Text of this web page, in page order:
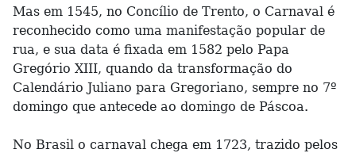
Mas em 1545, no Concílio de Trento, o Carnaval é
reconhecido como uma manifestação popular de
rua, e sua data é fixada em 1582 pelo Papa
Gregório XIII, quando da transformação do
Calendário Juliano para Gregoriano, sempre no 7º
domingo que antecede ao domingo de Páscoa.
No Brasil o carnaval chega em 1723, trazido pelos